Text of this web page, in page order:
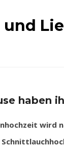
und
haben